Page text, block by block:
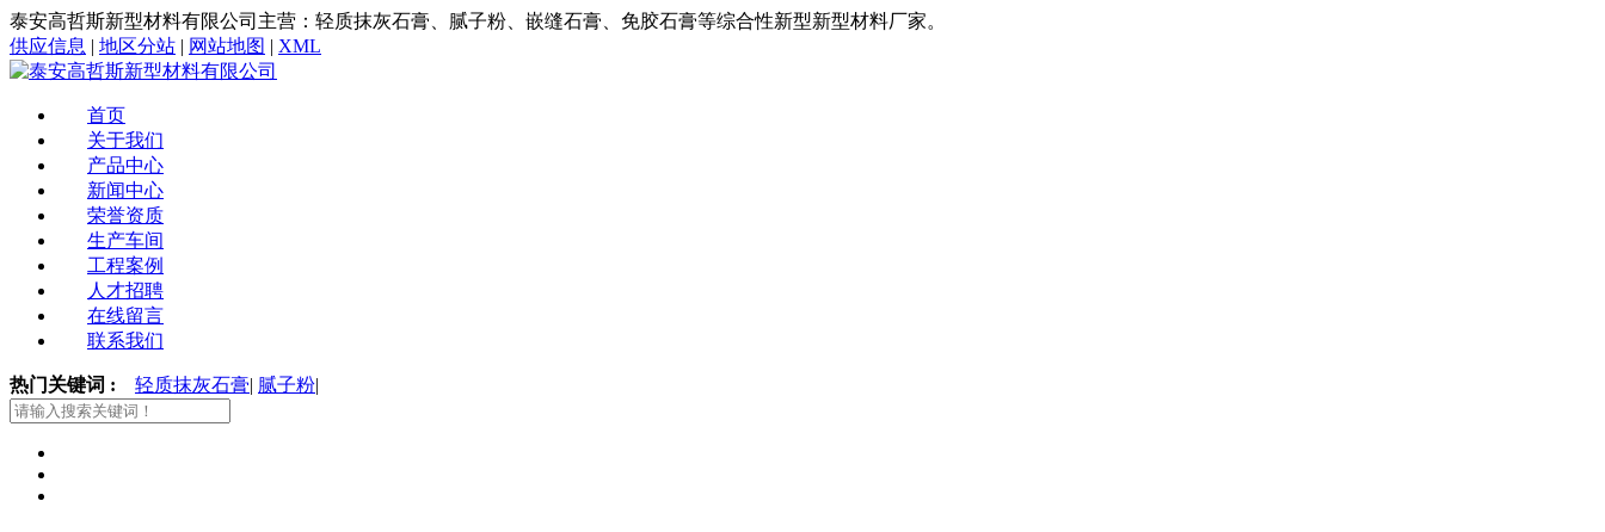
泰安高哲斯新型材料有限公司主营：轻质抹灰石膏、腻子粉、嵌缝石膏、免胶石膏等综合性新型新型材料厂家。
供应信息 | 地区分站 | 网站地图 | XML
首页
关于我们
产品中心
新闻中心
荣誉资质
生产车间
工程案例
人才招聘
在线留言
联系我们
热门关键词 : 轻质抹灰石膏| 腻子粉|